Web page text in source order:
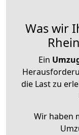
Was wir
Ein
die Last zu
Wir haben